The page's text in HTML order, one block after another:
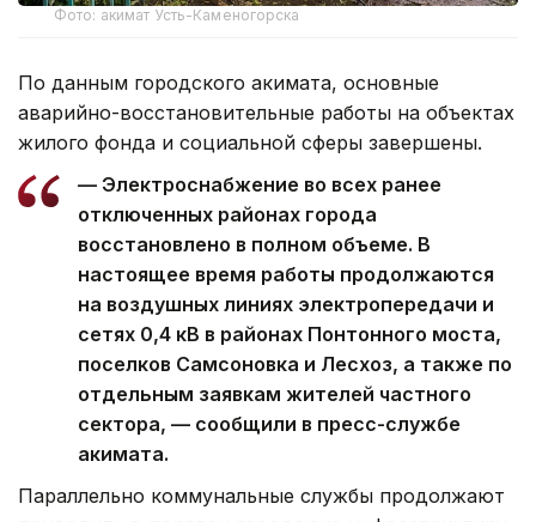
Фото: акимат Усть-Каменогорска
По данным городского акимата, основные
аварийно-восстановительные работы на объектах
жилого фонда и социальной сферы завершены.
— Электроснабжение во всех ранее
отключенных районах города
восстановлено в полном объеме. В
настоящее время работы продолжаются
на воздушных линиях электропередачи и
сетях 0,4 кВ в районах Понтонного моста,
поселков Самсоновка и Лесхоз, а также по
отдельным заявкам жителей частного
сектора, — сообщили в пресс-службе
акимата.
Параллельно коммунальные службы продолжают